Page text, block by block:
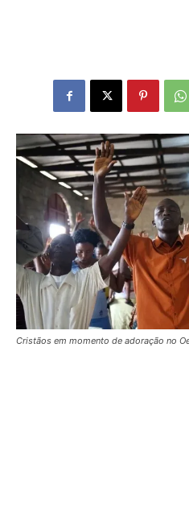
Cristãos em momento de adoração no